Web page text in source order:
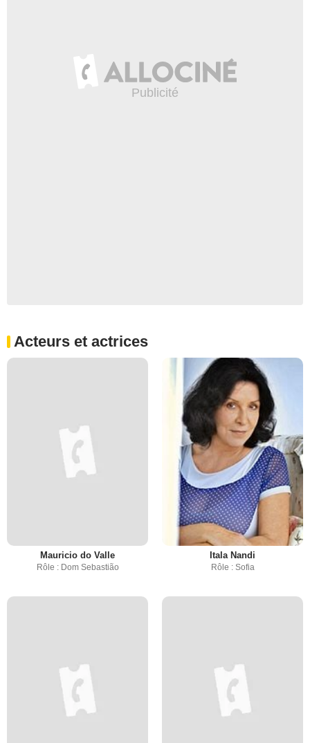
Acteurs et actrices
Mauricio do Valle
Rôle : Dom Sebastião
Itala Nandi
Rôle : Sofia